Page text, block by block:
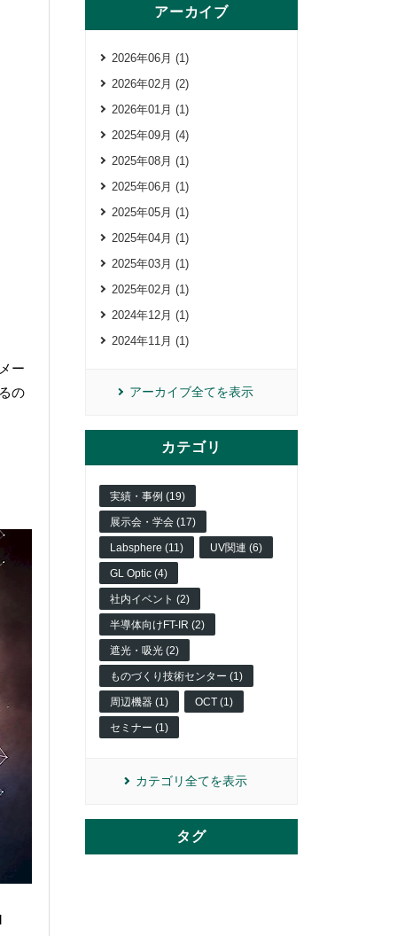
ー
の
アーカイブ
2026年06月 (1)
2026年02月 (2)
2026年01月 (1)
2025年09月 (4)
2025年08月 (1)
2025年06月 (1)
2025年05月 (1)
2025年04月 (1)
2025年03月 (1)
2025年02月 (1)
2024年12月 (1)
2024年11月 (1)
アーカイブ全てを表示
カテゴリ
実績・事例 (19)
展示会・学会 (17)
Labsphere (11) UV関連 (6)
GL Optic (4)
社内イベント (2)
半導体向けFT-IR (2)
遮光・吸光 (2)
ものづくり技術センター (1)
周辺機器 (1) OCT (1)
セミナー (1)
カテゴリ全てを表示
タグ